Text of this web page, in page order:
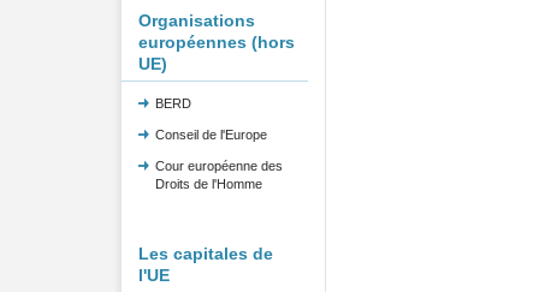
Organisations
européennes (hors
UE)
BERD
Conseil de l'Europe
Cour européenne des
Droits de l'Homme
Les capitales de
l'UE